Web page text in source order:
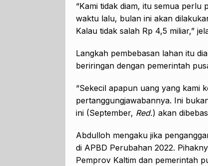
“Kami tidak diam, itu semua
waktu lalu, bulan ini akan
Kalau tidak salah Rp 4,5 miliar,”
Langkah pembebasan lahan itu
beriringan dengan pemerintah
“Sekecil apapun uang yang kami
pertanggungjawabannya. Ini
ini (September, Red.) akan
Abdulloh mengaku jika
di APBD Perubahan 2022.
Pemprov Kaltim dan pemerintah